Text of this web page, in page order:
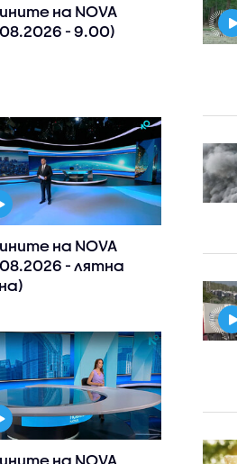
на NOVA
- 9.00)
на NOVA
- лятна
на NOVA